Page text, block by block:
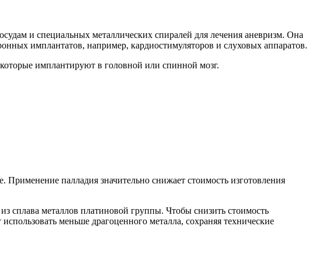
и специальных металлических спиралей для лечения аневризм. Она
имплантатов, например, кардиостимуляторов и слуховых аппаратов.
имплантируют в головной или спинной мозг.
палладия значительно снижает стоимость изготовления
сплава металлов платиновой группы. Чтобы снизить стоимость
меньше драгоценного металла, сохраняя технические